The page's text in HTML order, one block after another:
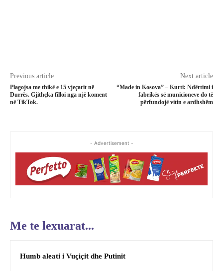
Previous article
Plagojsa me thikë e 15 vjeçarit në
Durrës. Gjithçka filloi nga një koment
në TikTok.
Next article
“Made in Kosova” – Kurti: Ndërtimi i
fabrikës së municioneve do të
përfundojë vitin e ardhshëm
- Advertisement -
Me te lexuarat...
Humb aleati i Vuçiçit dhe Putinit